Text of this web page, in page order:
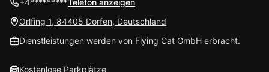
+4*********Telefon anzeigen
Orlfing 1, 84405 Dorfen, Deutschland
Dienstleistungen werden von Flying Cat GmbH erbracht.
Kostenlose Parkplätze